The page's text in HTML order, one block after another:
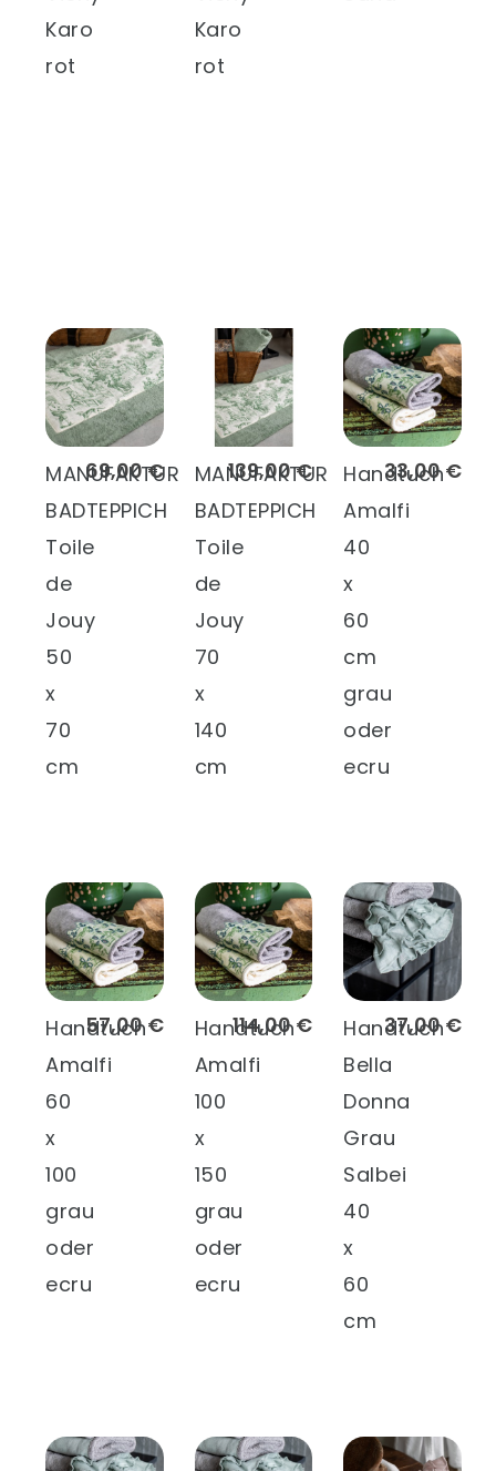
Karo
rot
Karo
rot
69,00 €
MANUFAKTUR
BADTEPPICH
Toile
de
Jouy
50
x
70
cm
139,00 €
MANUFAKTUR
BADTEPPICH
Toile
de
Jouy
70
x
140
cm
33,00 €
Handtuch
Amalfi
40
x
60
cm
grau
oder
ecru
57,00 €
Handtuch
Amalfi
60
x
100
grau
oder
ecru
114,00 €
Handtuch
Amalfi
100
x
150
grau
oder
ecru
37,00 €
Handtuch
Bella
Donna
Grau
Salbei
40
x
60
cm